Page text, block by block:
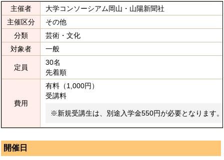
主催者
大学コンソーシアム岡山・山陽新聞社
主催区分
その他
分類
芸術・文化
対象者
一般
定員
30名
先着順
費用
有料（1,000円）
受講料
※新規受講生は、別途入学金550円が必要となります。
開催日